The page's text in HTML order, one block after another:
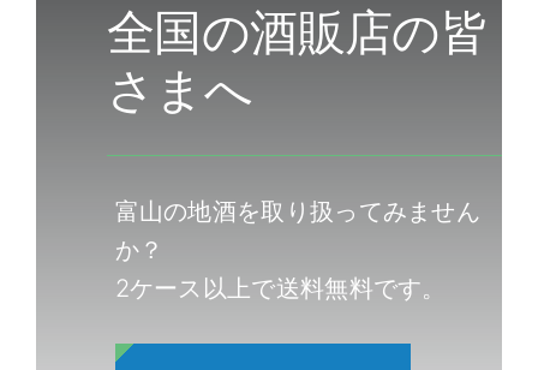
全国の酒販店の皆
さまへ
富山の地酒を取り扱ってみません
か？
2ケース以上で送料無料です。